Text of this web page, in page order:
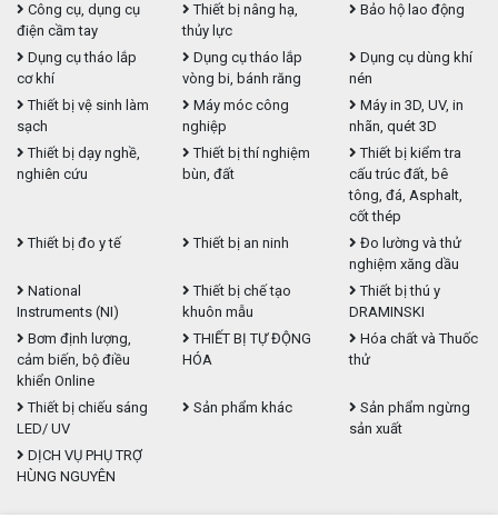
Công cụ, dụng cụ
điện cầm tay
Thiết bị nâng hạ,
thủy lực
Bảo hộ lao động
Dụng cụ tháo lắp
cơ khí
Dụng cụ tháo lắp
vòng bi, bánh răng
Dụng cụ dùng khí
nén
Thiết bị vệ sinh làm
sạch
Máy móc công
nghiệp
Máy in 3D, UV, in
nhãn, quét 3D
Thiết bị dạy nghề,
nghiên cứu
Thiết bị thí nghiệm
bùn, đất
Thiết bị kiểm tra
cấu trúc đất, bê
tông, đá, Asphalt,
cốt thép
Thiết bị đo y tế
Thiết bị an ninh
Đo lường và thử
nghiệm xăng dầu
National
Instruments (NI)
Thiết bị chế tạo
khuôn mẫu
Thiết bị thú y
DRAMINSKI
Bơm định lượng,
cảm biến, bộ điều
khiển Online
THIẾT BỊ TỰ ĐỘNG
HÓA
Hóa chất và Thuốc
thử
Thiết bị chiếu sáng
LED/ UV
Sản phẩm khác
Sản phẩm ngừng
sản xuất
DỊCH VỤ PHỤ TRỢ
HÙNG NGUYÊN